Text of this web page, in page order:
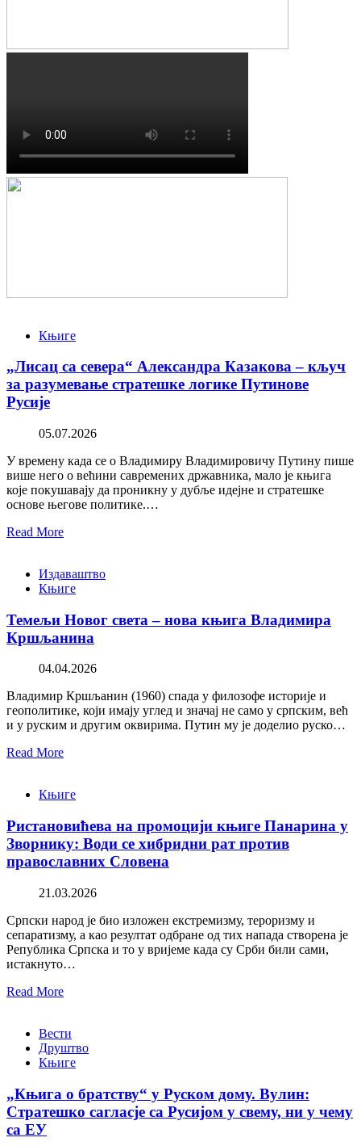
Књиге
„Лисац са севера“ Александра Казакова – кључ
за разумевање стратешке логике Путинове
Русије
05.07.2026
У времену када се о Владимиру Владимировичу Путину пише
више него о већини савремених државника, мало је књига
које покушавају да проникну у дубље идејне и стратешке
основе његове политике.…
Read More
Издаваштво
Књиге
Темељи Новог света – нова књига Владимира
Кршљанина
04.04.2026
Владимир Кршљанин (1960) спада у филозофе историје и
геополитике, који имају углед и значај не само у српским, већ
и у руским и другим оквирима. Путин му је доделио руско…
Read More
Књиге
Ристановићева на промоцији књиге Панарина у
Зворнику: Води се хибридни рат против
православних Словена
21.03.2026
Српски народ је био изложен екстремизму, тероризму и
сепаратизму, а као резултат одбране од тих напада створена је
Република Српска и то у вријеме када су Срби били сами,
истакнуто…
Read More
Вести
Друштво
Књиге
„Књига о братству“ у Руском дому. Вулин:
Стратешко сагласје са Русијом у свему, ни у чему
са ЕУ